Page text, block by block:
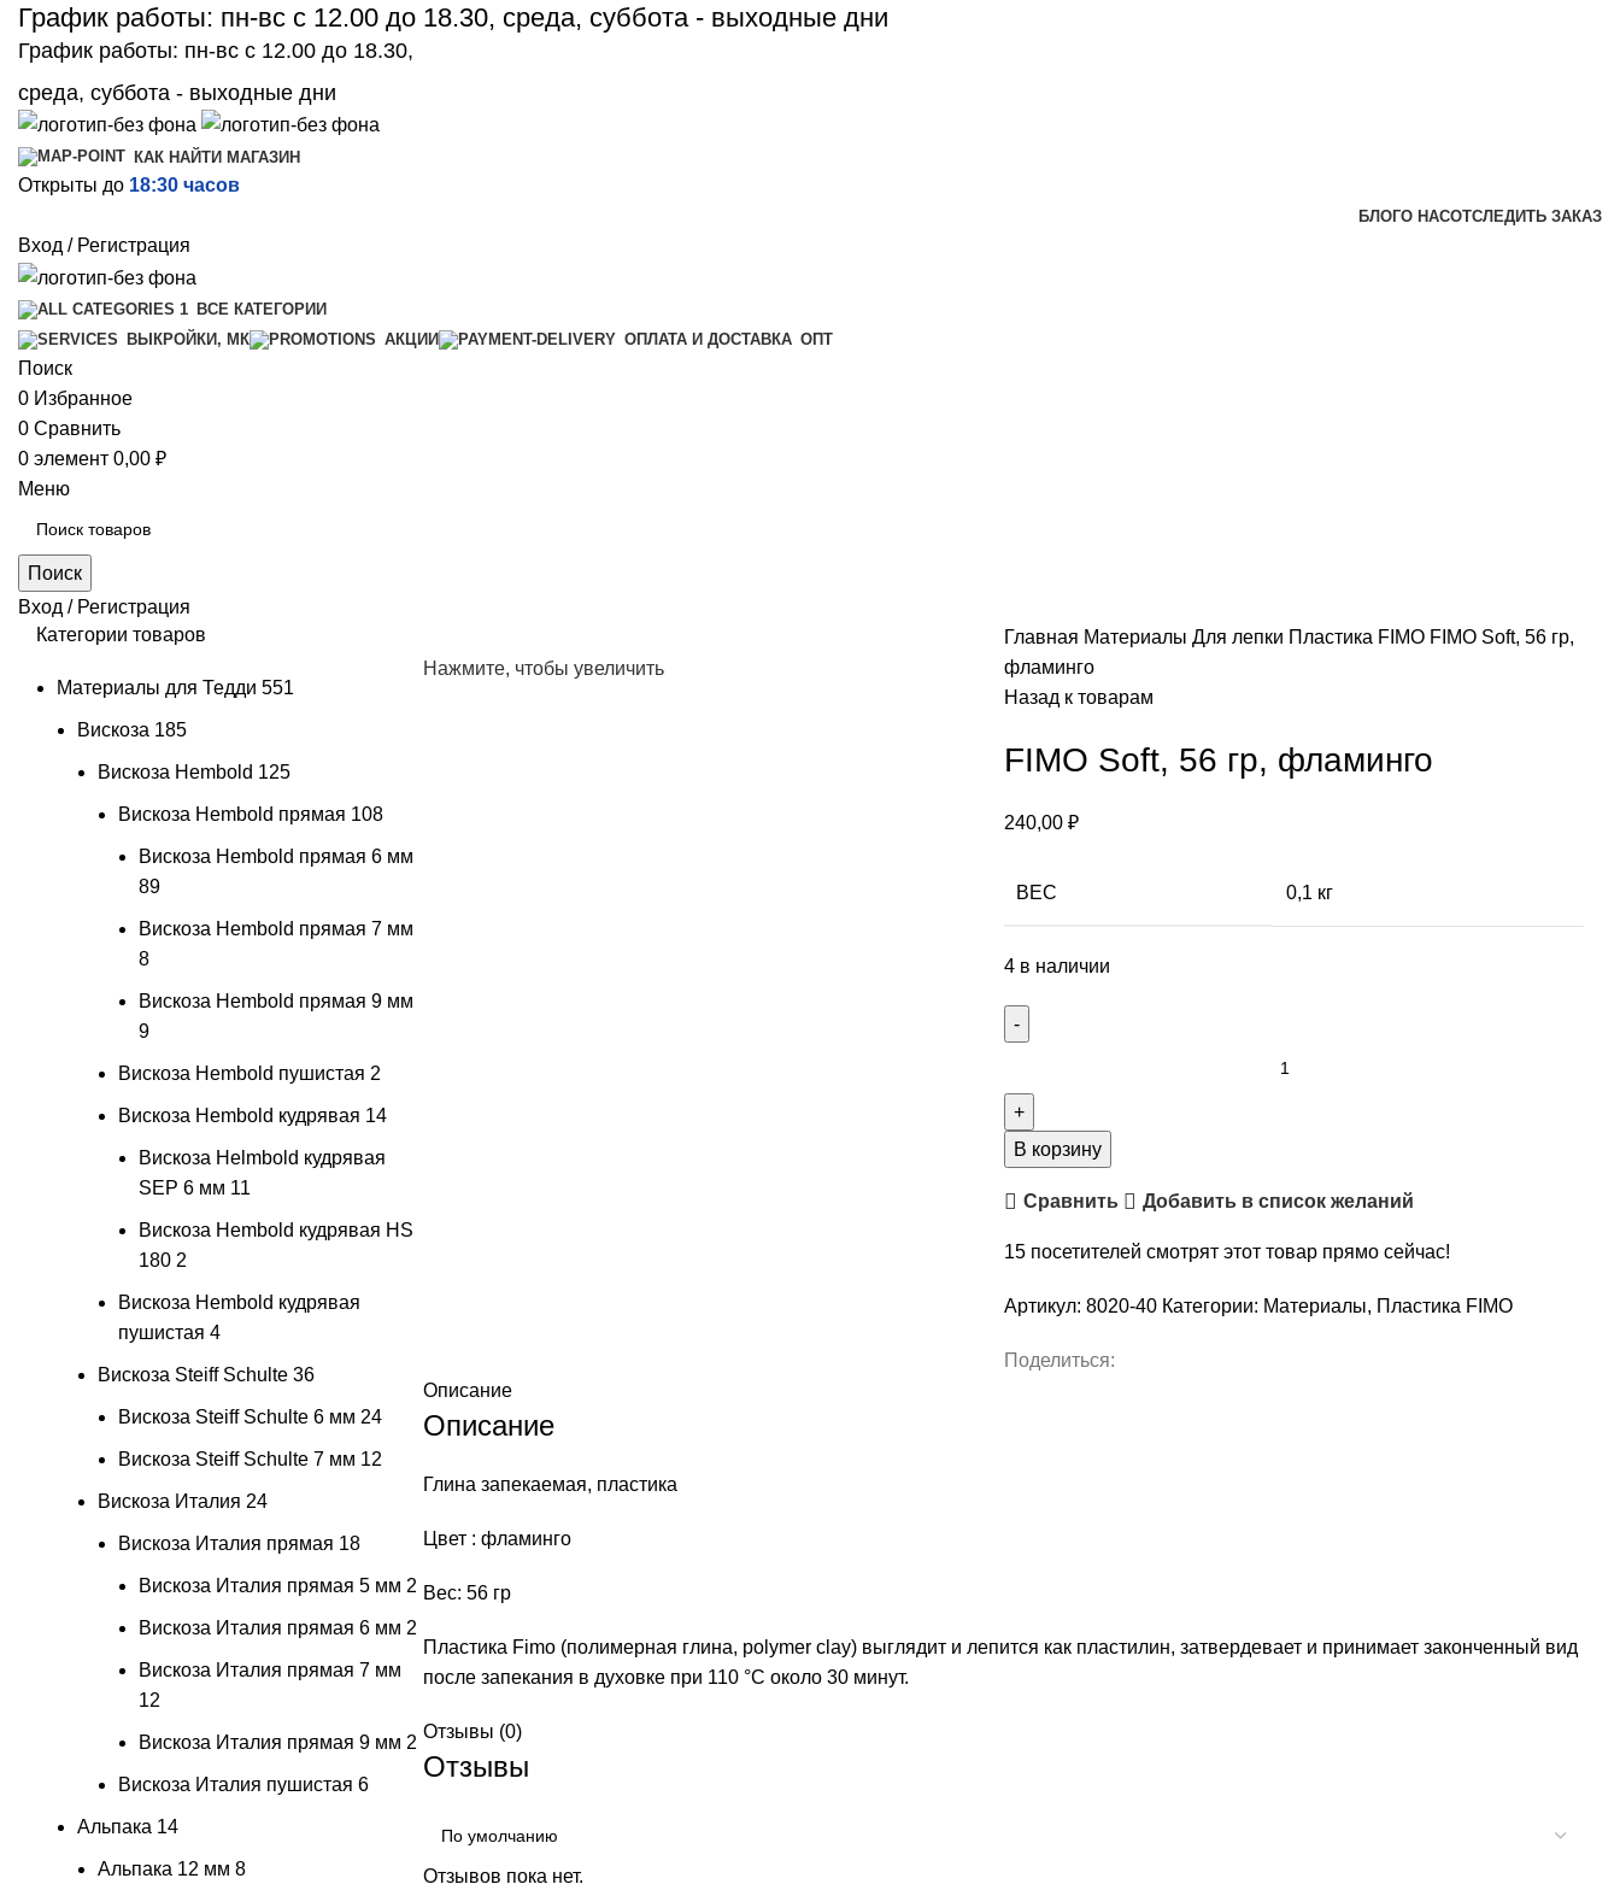
График работы: пн-вс с 12.00 до 18.30, среда, суббота - выходные дни
График работы: пн-вс с 12.00 до 18.30,
среда, суббота - выходные дни
КАК НАЙТИ МАГАЗИН
Открыты до 18:30 часов
БЛОГО НАСОТСЛЕДИТЬ ЗАКАЗ
Вход / Регистрация
ВСЕ КАТЕГОРИИ
ВЫКРОЙКИ, МК
АКЦИИ ОПЛАТА И ДОСТАВКА ОПТ
Поиск
0 Избранное
0 Сравнить
0 элемент 0,00 ₽
Меню
Поиск
Вход / Регистрация
Нажмите, чтобы увеличить
Главная Материалы Для лепки Пластика FIMO FIMO Soft, 56 гр,
фламинго
Назад к товарам
FIMO Soft, 56 гр, фламинго
240,00 ₽
ВЕС 0,1 кг
4 в наличии
FIMO
Soft,
гр,
В корзину
Сравнить Добавить в список желаний
15 посетителей смотрят этот товар прямо сейчас!
Артикул: 8020-40 Категории: Материалы, Пластика FIMO
Поделиться:
Описание
Описание
Глина запекаемая, пластика
Цвет : фламинго
Вес: 56 гр
Пластика Fimo (полимерная глина, polymer clay) выглядит и лепится как пластилин, затвердевает и принимает законченный вид
после запекания в духовке при 110 °C около 30 минут.
Отзывы (0)
Отзывы
Отзывов пока нет.
Категории товаров
Материалы для Тедди 551
Вискоза 185
Вискоза Hembold 125
Вискоза Hembold прямая 108
Вискоза Hembold прямая 6 мм
89
Вискоза Hembold прямая 7 мм
8
Вискоза Hembold прямая 9 мм
9
Вискоза Hembold пушистая 2
Вискоза Hembold кудрявая 14
Вискоза Helmbold кудрявая
SEP 6 мм 11
Вискоза Hembold кудрявая HS
180 2
Вискоза Hembold кудрявая
пушистая 4
Вискоза Steiff Schulte 36
Вискоза Steiff Schulte 6 мм 24
Вискоза Steiff Schulte 7 мм 12
Вискоза Италия 24
Вискоза Италия прямая 18
Вискоза Италия прямая 5 мм 2
Вискоза Италия прямая 6 мм 2
Вискоза Италия прямая 7 мм
12
Вискоза Италия прямая 9 мм 2
Вискоза Италия пушистая 6
Альпака 14
Альпака 12 мм 8